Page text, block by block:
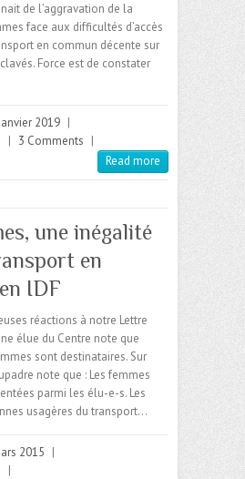
de l’aggravation de la
face aux difficultés d’accès
en commun décente sur
Force est de constater
2019 |
| 3 Comments |
Read more
une inégalité
en
IDF
réactions à notre Lettre
élue du Centre note que
sont destinataires. Sur
note que : Les femmes
parmi les élu-e-s. Les
usagères du transport…
2015 |
|